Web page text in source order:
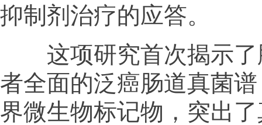
抑制剂治疗的应答。
这项研究首次揭示了
者全面的泛癌肠道真菌
界微生物标记物，突出